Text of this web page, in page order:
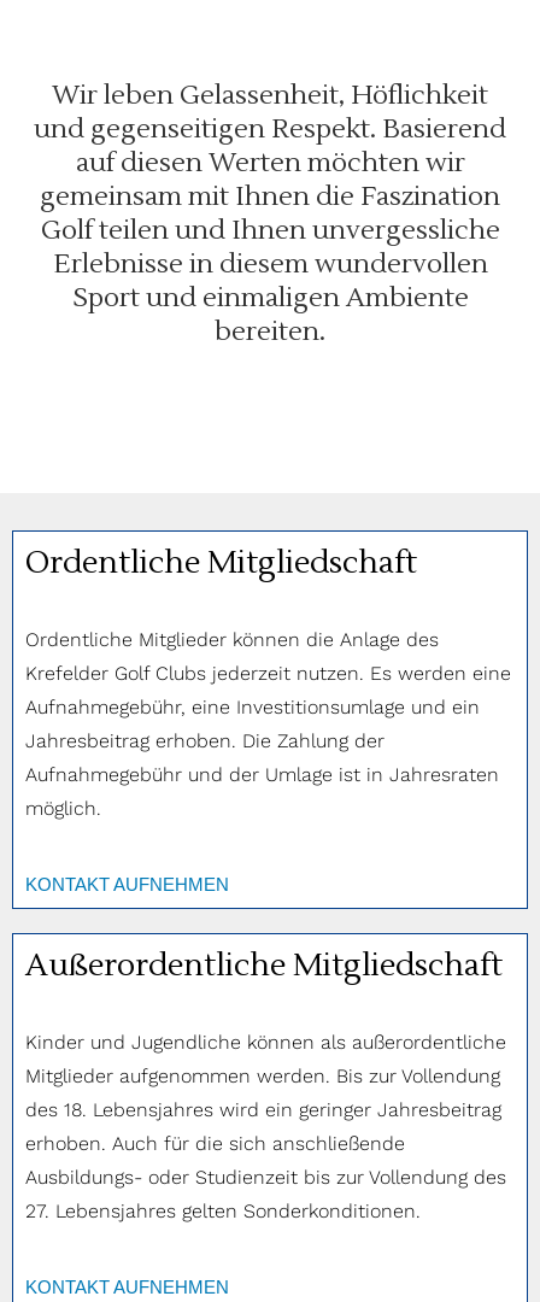
Wir leben Gelassenheit, Höflichkeit
und gegenseitigen Respekt. Basierend
auf diesen Werten möchten wir
gemeinsam mit Ihnen die Faszination
Golf teilen und Ihnen unvergessliche
Erlebnisse in diesem wundervollen
Sport und einmaligen Ambiente
bereiten.
Ordentliche Mitgliedschaft
Ordentliche Mitglieder können die Anlage des
Krefelder Golf Clubs jederzeit nutzen. Es werden eine
Aufnahmegebühr, eine Investitionsumlage und ein
Jahresbeitrag erhoben. Die Zahlung der
Aufnahmegebühr und der Umlage ist in Jahresraten
möglich.
KONTAKT AUFNEHMEN
Außerordentliche Mitgliedschaft
Kinder und Jugendliche können als außerordentliche
Mitglieder aufgenommen werden. Bis zur Vollendung
des 18. Lebensjahres wird ein geringer Jahresbeitrag
erhoben. Auch für die sich anschließende
Ausbildungs- oder Studienzeit bis zur Vollendung des
27. Lebensjahres gelten Sonderkonditionen.
KONTAKT AUFNEHMEN